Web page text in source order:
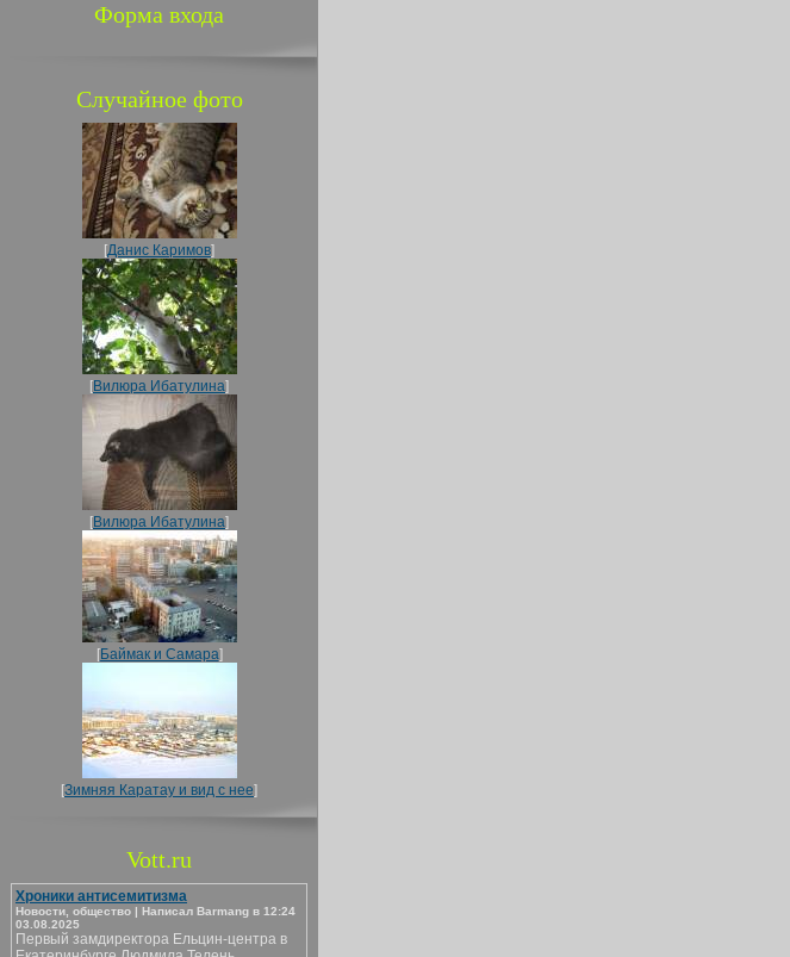
Форма входа
Случайное фото
[Данис Каримов]
[Вилюра Ибатулина]
[Вилюра Ибатулина]
[Баймак и Самара]
[Зимняя Каратау и вид с нее]
Vott.ru
Хроники антисемитизма
Новости, общество | Написал Barmang в 12:24
03.08.2025
Первый замдиректора Ельцин-центра в